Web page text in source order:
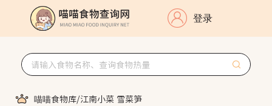
登录
喵喵食物库/江南小菜 雪菜笋